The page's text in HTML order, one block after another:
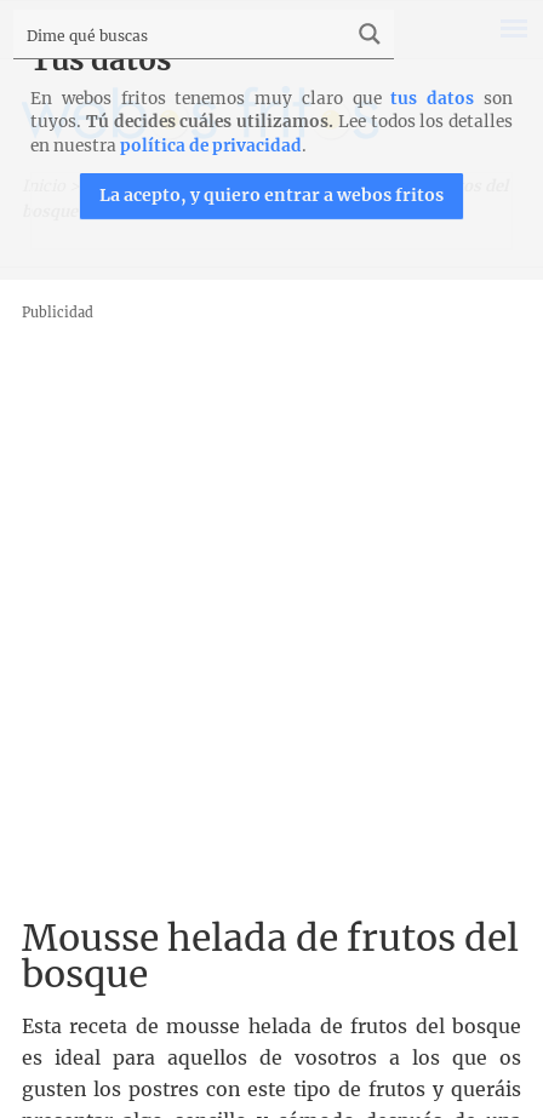
Recetas Postres y tartas >
Mousse helada de frutos del
Publicidad
Mousse helada de frutos del
bosque
Esta receta de mousse helada de frutos del bosque
es ideal para aquellos de vosotros a los que os
gusten los postres con este tipo de frutos y queráis
Tus datos
En webos fritos tenemos muy claro quetus datos son
tuyos. Tú decides cuáles utilizamos. Lee todos los detalles
en nuestrapolítica de privacidad.
La acepto, y quiero entrar a webos fritos